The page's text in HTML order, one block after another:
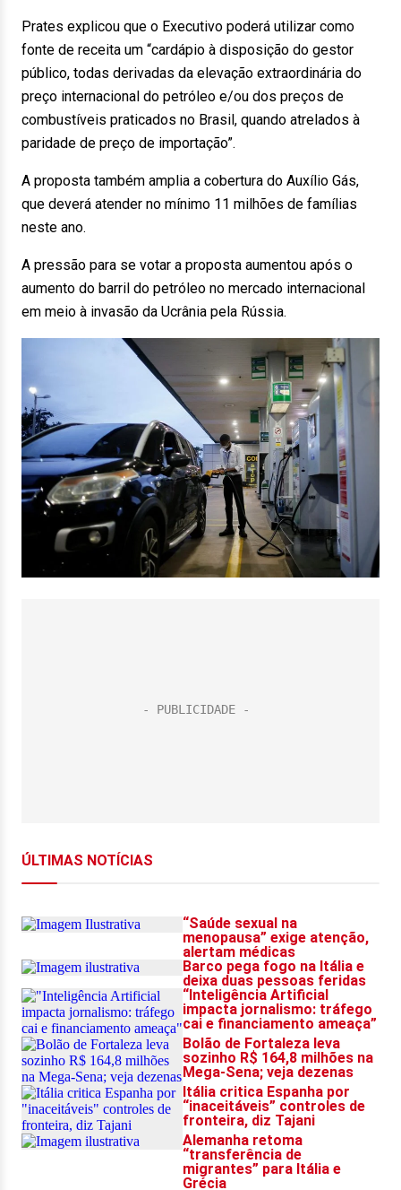
Prates explicou que o Executivo poderá utilizar como
fonte de receita um “cardápio à disposição do gestor
público, todas derivadas da elevação extraordinária do
preço internacional do petróleo e/ou dos preços de
combustíveis praticados no Brasil, quando atrelados à
paridade de preço de importação”.
A proposta também amplia a cobertura do Auxílio Gás,
que deverá atender no mínimo 11 milhões de famílias
neste ano.
A pressão para se votar a proposta aumentou após o
aumento do barril do petróleo no mercado internacional
em meio à invasão da Ucrânia pela Rússia.